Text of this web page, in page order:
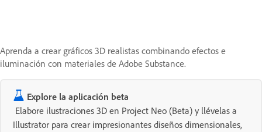
Aprenda a crear gráficos 3D realistas combinando efectos e
iluminación con materiales de Adobe Substance.
Explore la aplicación beta
Elabore ilustraciones 3D en Project Neo (Beta) y llévelas a
Illustrator para crear impresionantes diseños dimensionales,